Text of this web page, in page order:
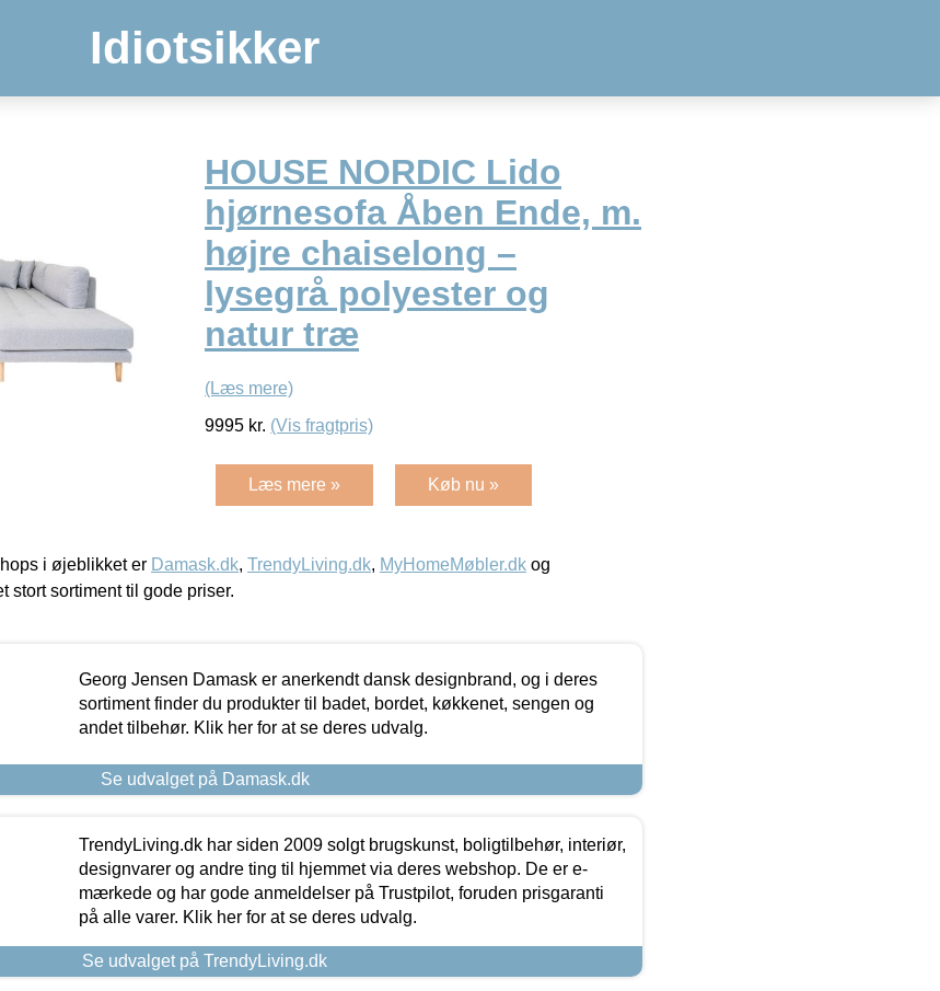
Idiotsikker
HOUSE NORDIC Lido
hjørnesofa Åben Ende, m.
højre chaiselong –
lysegrå polyester og
natur træ
(Læs mere)
9995 kr. (Vis fragtpris)
Læs mere » Køb nu »
i øjeblikket er Damask.dk, TrendyLiving.dk, MyHomeMøbler.dk og
stort sortiment til gode priser.
Georg Jensen Damask er anerkendt dansk designbrand, og i deres
sortiment finder du produkter til badet, bordet, køkkenet, sengen og
andet tilbehør. Klik her for at se deres udvalg.
Se udvalget på Damask.dk
TrendyLiving.dk har siden 2009 solgt brugskunst, boligtilbehør, interiør,
designvarer og andre ting til hjemmet via deres webshop. De er e-
mærkede og har gode anmeldelser på Trustpilot, foruden prisgaranti
på alle varer. Klik her for at se deres udvalg.
Se udvalget på TrendyLiving.dk